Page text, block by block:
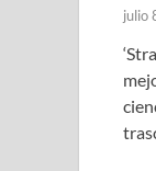
julio